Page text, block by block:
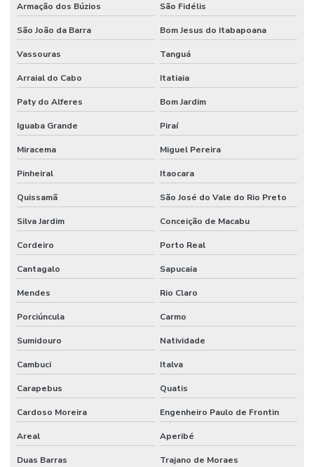
Armação dos Búzios São Fidélis
São João da Barra Bom Jesus do Itabapoana
Vassouras Tanguá
Arraial do Cabo Itatiaia
Paty do Alferes Bom Jardim
Iguaba Grande Piraí
Miracema Miguel Pereira
Pinheiral Itaocara
Quissamã São José do Vale do Rio Preto
Silva Jardim Conceição de Macabu
Cordeiro Porto Real
Cantagalo Sapucaia
Mendes Rio Claro
Porciúncula Carmo
Sumidouro Natividade
Cambuci Italva
Carapebus Quatis
Cardoso Moreira Engenheiro Paulo de Frontin
Areal Aperibé
Duas Barras Trajano de Moraes